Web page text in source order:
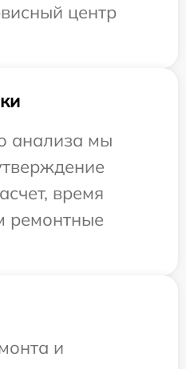
центр
анализа мы
время
ремонтные
и